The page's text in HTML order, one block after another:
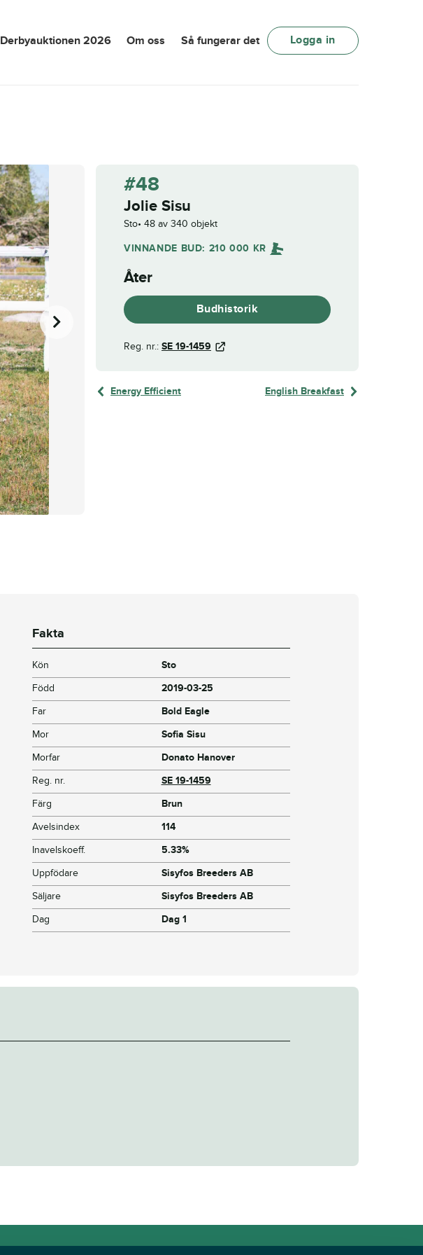
Derbyauktionen 2026 Om oss Så fungerar det Logga in
#48
Jolie Sisu
Sto 48 av 340 objekt
VINNANDE BUD: 210 000 KR
Åter
Budhistorik
Reg. nr.: SE 19-1459
Energy Efficient English Breakfast
Fakta
Kön
Sto
Född
2019-03-25
Far
Bold Eagle
Mor
Sofia Sisu
Morfar
Donato Hanover
Reg. nr.
SE 19-1459
Färg
Brun
Avelsindex
114
Inavelskoeff.
5.33%
Uppfödare
Sisyfos Breeders AB
Säljare
Sisyfos Breeders AB
Dag
Dag 1